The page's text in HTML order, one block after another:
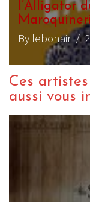
l’Alligator
By lebonair/
Ces
aussi vous